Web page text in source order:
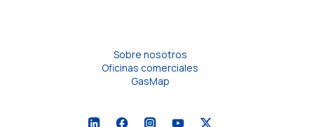
Sobre nosotros
Oficinas comerciales
GasMap